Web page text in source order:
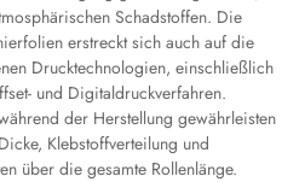
Schadstoffen. Die
erstreckt sich auch auf die
Drucktechnologien, einschließlich
und Digitaldruckverfahren.
der Herstellung gewährleisten
Klebstoffverteilung und
über die gesamte Rollenlänge.